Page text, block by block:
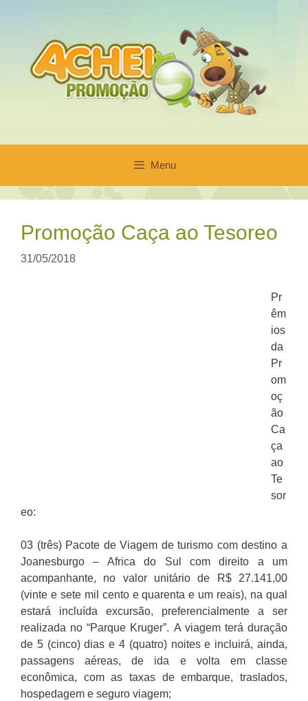
conteúdo
Menu
Promoção Caça ao Tesoreo
31/05/2018
Pr
êm
ios
da
Pr
om
oç
ão
Ca
ça
ao
Te
sor
eo:
03 (três) Pacote de Viagem de turismo com destino a
Joanesburgo – Africa do Sul com direito a um
acompanhante, no valor unitário de R$ 27.141,00
(vinte e sete mil cento e quarenta e um reais), na qual
estará incluída excursão, preferencialmente a ser
realizada no “Parque Kruger”. A viagem terá duração
de 5 (cinco) dias e 4 (quatro) noites e incluirá, ainda,
passagens aéreas, de ida e volta em classe
econômica, com as taxas de embarque, traslados,
hospedagem e seguro viagem;